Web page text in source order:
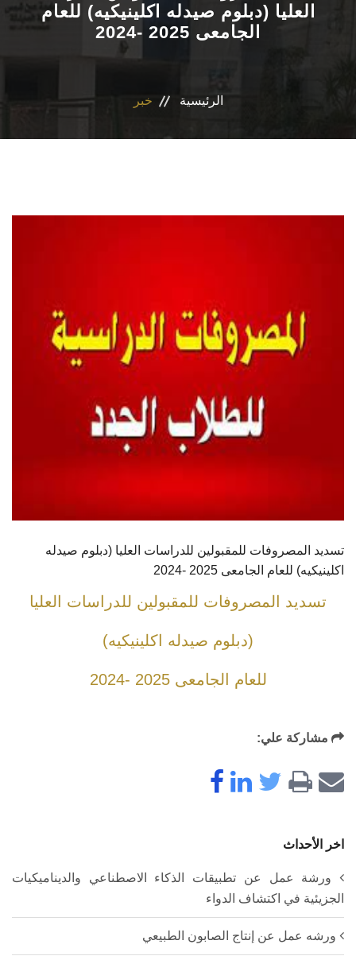
العليا (دبلوم صيدله اكلينيكيه) للعام
الجامعى 2025 -2024
الرئيسية خبر
تسديد المصروفات للمقبولين للدراسات العليا (دبلوم صيدله
اكلينيكيه) للعام الجامعى 2025 -2024
تسديد المصروفات للمقبولين للدراسات العليا
(دبلوم صيدله اكلينيكيه)
للعام الجامعى 2025 -2024
مشاركة علي:
اخر الأحداث
ورشة عمل عن تطبيقات الذكاء الاصطناعي والديناميكيات
الجزيئية في اكتشاف الدواء
ورشه عمل عن إنتاج الصابون الطبيعي